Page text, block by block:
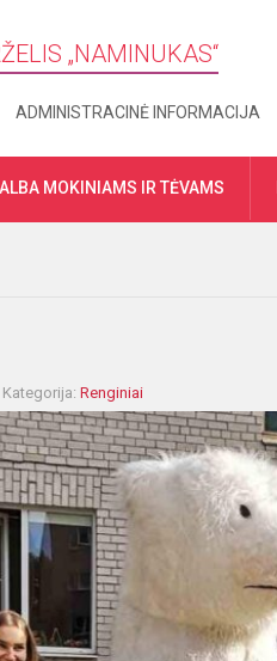
„​NAMINUKAS“
ADMINISTRACINĖ INFORMACIJA
MOKINIAMS IR TĖVAMS
Kategorija: Renginiai